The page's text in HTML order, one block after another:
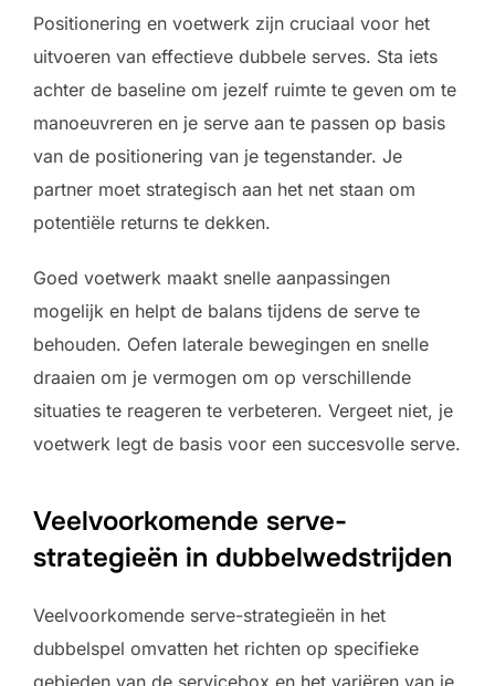
Positionering en voetwerk zijn cruciaal voor het
uitvoeren van effectieve dubbele serves. Sta iets
achter de baseline om jezelf ruimte te geven om te
manoeuvreren en je serve aan te passen op basis
van de positionering van je tegenstander. Je
partner moet strategisch aan het net staan om
potentiële returns te dekken.
Goed voetwerk maakt snelle aanpassingen
mogelijk en helpt de balans tijdens de serve te
behouden. Oefen laterale bewegingen en snelle
draaien om je vermogen om op verschillende
situaties te reageren te verbeteren. Vergeet niet, je
voetwerk legt de basis voor een succesvolle serve.
Veelvoorkomende serve-
strategieën in dubbelwedstrijden
Veelvoorkomende serve-strategieën in het
dubbelspel omvatten het richten op specifieke
gebieden van de servicebox en het variëren van je